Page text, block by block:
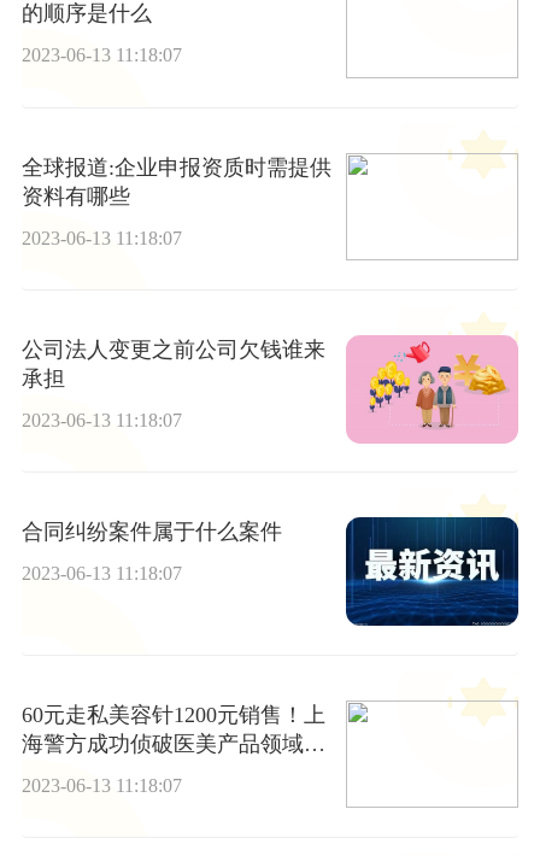
的顺序是什么
2023-06-13 11:18:07
全球报道:企业申报资质时需提供
资料有哪些
2023-06-13 11:18:07
公司法人变更之前公司欠钱谁来
承担
2023-06-13 11:18:07
合同纠纷案件属于什么案件
2023-06-13 11:18:07
60元走私美容针1200元销售！上
海警方成功侦破医美产品领域妨
2023-06-13 11:18:07